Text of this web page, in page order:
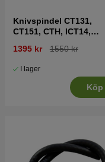
Knivspindel CT131,
CT151, CTH, ICT14,
1395 kr 1550 kr
I lager
Köp